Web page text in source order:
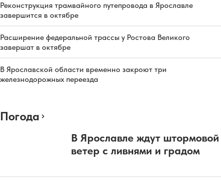
Реконструкция трамвайного путепровода в Ярославле
завершится в октябре
Расширение федеральной трассы у Ростова Великого
завершат в октябре
В Ярославской области временно закроют три
железнодорожных переезда
Погода
В Ярославле ждут штормовой
ветер с ливнями и градом